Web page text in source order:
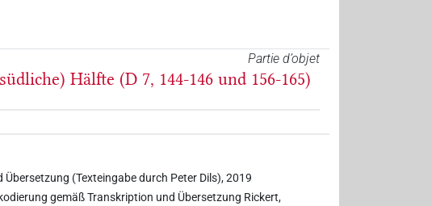
Partie d’objet
Hälfte (D 7, 144-146 und 156-165)
(Texteingabe durch Peter Dils), 2019
gemäß Transkription und Übersetzung Rickert,